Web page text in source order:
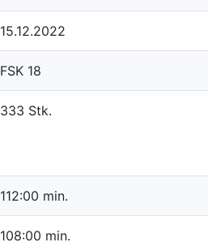
15.12.2022
FSK 18
333 Stk.
112:00 min.
108:00 min.